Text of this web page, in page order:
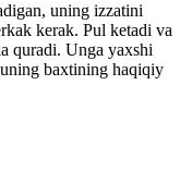
uning izzatini
kerak. Pul ketadi va
quradi. Unga yaxshi
baxtining haqiqiy